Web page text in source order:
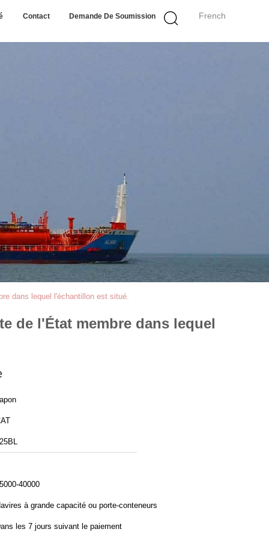
French
Contact Demande De Soumission
dans lequel l'échantillon est situé.
de l'État membre dans lequel
40000
à grande capacité ou porte-conteneurs
les 7 jours suivant le paiement